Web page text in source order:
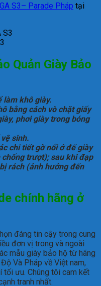
S3– Parade Pháp tại
Quản Giày Bảo
làm khô giày.
bằng cách vò chặt giấy
phơi giày trong bóng
sinh.
chi tiết gờ nổi ở đế giày
trượt); sau khi đạp
rách (ảnh hưởng đến
chính hãng ở
đáng tin cậy trong cung
đơn vị trong và ngoài
mẫu giày bảo hộ từ hãng
Và Pháp về Việt nam,
tối ưu. Chúng tôi cam kết
tranh nhất.